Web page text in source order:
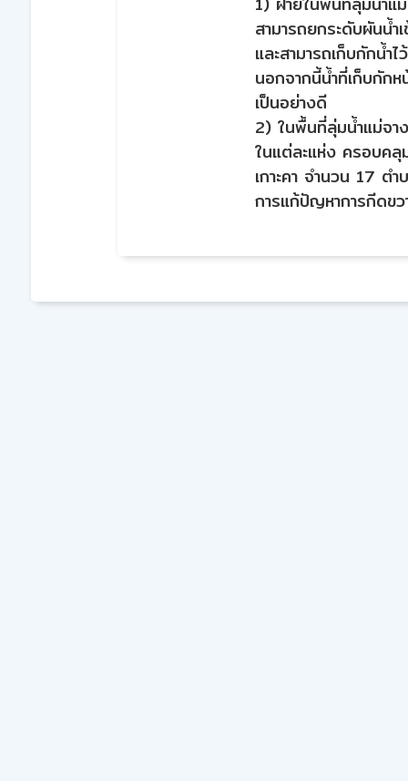
สามารถยกระดับผันน้ำ
และสามารถเก็บกักน้ำ
นอกจากนี้น้ำที่เก็บกัก
เป็นอย่างดี
2) ในพื้นที่ลุ่มน้ำแม่จา
ในแต่ละแห่ง ครอบคลุม
เกาะคา จำนวน 17 ต
การแก้ปัญหาการกีดขว